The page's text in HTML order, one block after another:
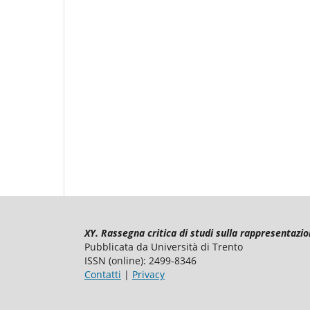
XY. Rassegna critica di studi sulla
Pubblicata da Università di Trento
ISSN (online): 2499-8346
Contatti | Privacy